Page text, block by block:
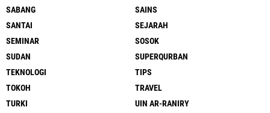
SABANG
SAINS
SANTAI
SEJARAH
SEMINAR
SOSOK
SUDAN
SUPERQURBAN
TEKNOLOGI
TIPS
TOKOH
TRAVEL
TURKI
UIN AR-RANIRY